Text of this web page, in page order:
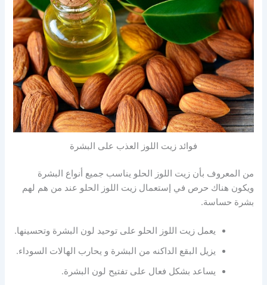
فوائد زيت اللوز العذب على البشرة
من المعروف بأن زيت اللوز الحلو يناسب جميع أنواع البشرة
ويكون هناك حرص في إستعمال زيت اللوز الحلو عند من هم لهم
بشرة حساسة.
يعمل زيت اللوز الحلو على توحيد لون البشرة وتحسينها.
يزيل البقع الداكنه من البشرة و يحارب الهالات السوداء.
يساعد بشكل فعال على تفتيح لون البشرة.